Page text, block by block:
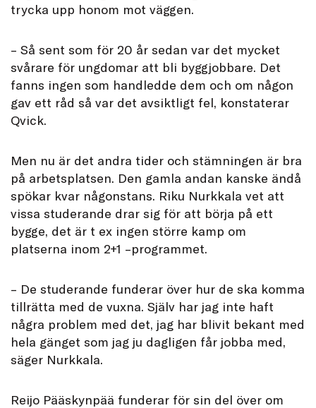
trycka upp honom mot väggen.
– Så sent som för 20 år sedan var det mycket
svårare för ungdomar att bli byggjobbare. Det
fanns ingen som handledde dem och om någon
gav ett råd så var det avsiktligt fel, konstaterar
Qvick.
Men nu är det andra tider och stämningen är bra
på arbetsplatsen. Den gamla andan kanske ändå
spökar kvar någonstans. Riku Nurkkala vet att
vissa studerande drar sig för att börja på ett
bygge, det är t ex ingen större kamp om
platserna inom 2+1 –programmet.
– De studerande funderar över hur de ska komma
tillrätta med de vuxna. Själv har jag inte haft
några problem med det, jag har blivit bekant med
hela gänget som jag ju dagligen får jobba med,
säger Nurkkala.
Reijo Pääskynpää funderar för sin del över om